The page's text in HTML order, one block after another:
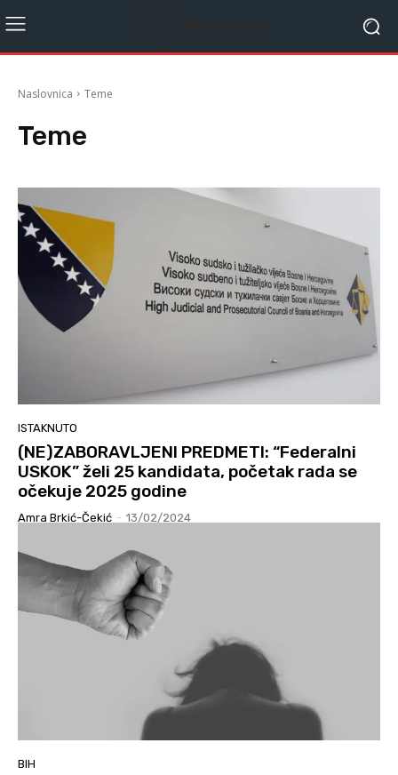
Naslovnica Teme
Teme
ISTAKNUTO
(NE)ZABORAVLJENI PREDMETI: “Federalni
USKOK” želi 25 kandidata, početak rada se
očekuje 2025 godine
Amra Brkić-Čekić - 13/02/2024
BIH